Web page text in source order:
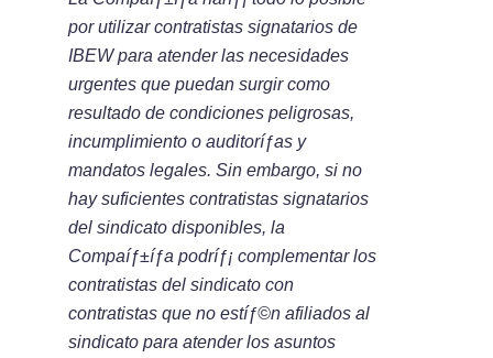
por utilizar contratistas signatarios de
IBEW para atender las necesidades
urgentes que puedan surgir como
resultado de condiciones peligrosas,
incumplimiento o auditoríƒ­as y
mandatos legales. Sin embargo, si no
hay suficientes contratistas signatarios
del sindicato disponibles, la
Compaíƒ±íƒ­a podríƒ¡ complementar los
contratistas del sindicato con
contratistas que no estíƒ©n afiliados al
sindicato para atender los asuntos